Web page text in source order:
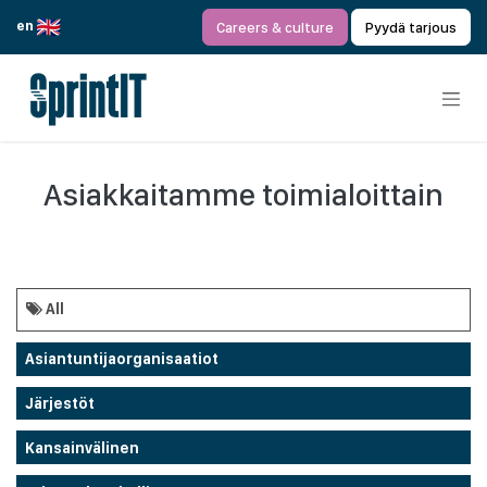
en
Careers & culture Pyydä tarjous
Asiakkaitamme toimialoittain
All
Asiantuntijaorganisaatiot
Järjestöt
Kansainvälinen